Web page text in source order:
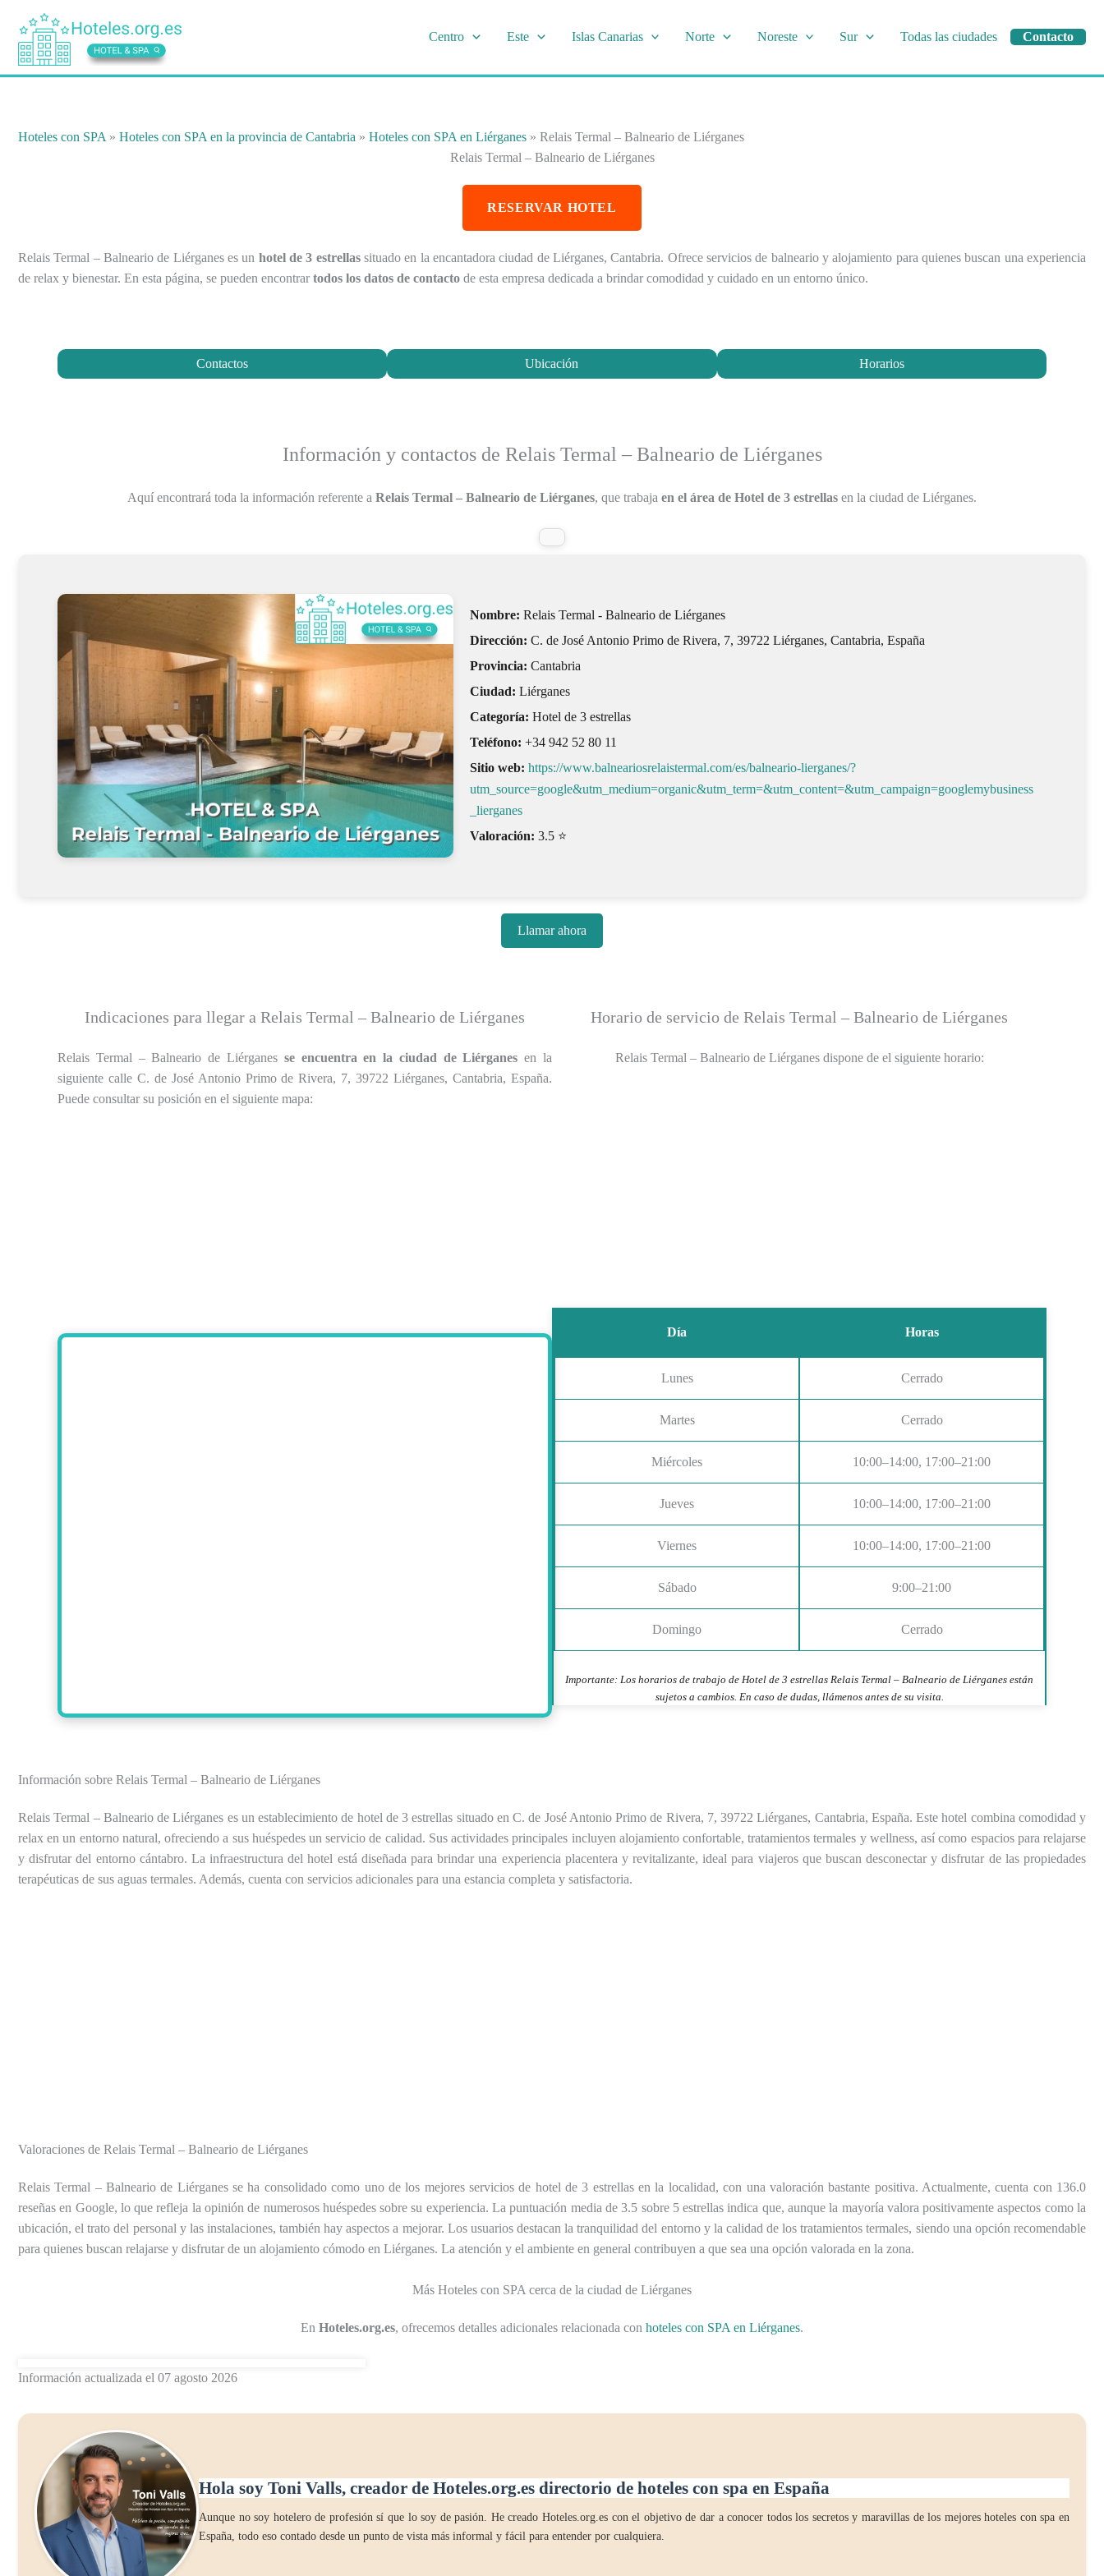
contenido
Centro Este Islas Canarias Norte Noreste Sur Todas las ciudades Contacto
Hoteles con SPA » Hoteles con SPA en la provincia de Cantabria » Hoteles con SPA en Liérganes » Relais Termal – Balneario de Liérganes
Relais Termal – Balneario de Liérganes
RESERVAR HOTEL
Relais Termal – Balneario de Liérganes es un hotel de 3 estrellassituado en la encantadora ciudad de Liérganes, Cantabria. Ofrece servicios de balneario y alojamiento para quienes buscan una experiencia
de relax y bienestar. En esta página, se pueden encontrar todos los datos de contacto de esta empresa dedicada a brindar comodidad y cuidado en un entorno único.
Contactos Ubicación Horarios
Información y contactos de Relais Termal – Balneario de Liérganes
Aquí encontrará toda la información referente a Relais Termal – Balneario de Liérganes, que trabaja en el área de Hotel de 3 estrellas en la ciudad de Liérganes.
Nombre: Relais Termal - Balneario de Liérganes
Dirección: C. de José Antonio Primo de Rivera, 7, 39722 Liérganes, Cantabria, España
Provincia: Cantabria
Ciudad: Liérganes
Categoría: Hotel de 3 estrellas
Teléfono: +34 942 52 80 11
Sitio web: https://www.balneariosrelaistermal.com/es/balneario-lierganes/?
utm_source=google&utm_medium=organic&utm_term=&utm_content=&utm_campaign=googlemybusiness
_lierganes
Valoración: 3.5 ⭐
Llamar ahora
Indicaciones para llegar a Relais Termal – Balneario de Liérganes
Relais Termal – Balneario de Liérganes se encuentra en la ciudad de Liérganes en la
siguiente calle C. de José Antonio Primo de Rivera, 7, 39722 Liérganes, Cantabria, España.
Puede consultar su posición en el siguiente mapa:
Horario de servicio de Relais Termal – Balneario de Liérganes
Relais Termal – Balneario de Liérganes dispone de el siguiente horario:
Día Horas
Lunes Cerrado
Martes Cerrado
Miércoles 10:00–14:00, 17:00–21:00
Jueves 10:00–14:00, 17:00–21:00
Viernes 10:00–14:00, 17:00–21:00
Sábado 9:00–21:00
Domingo Cerrado
Importante: Los horarios de trabajo de Hotel de 3 estrellas Relais Termal – Balneario de Liérganes están
sujetos a cambios. En caso de dudas, llámenos antes de su visita.
Información sobre Relais Termal – Balneario de Liérganes
Relais Termal – Balneario de Liérganes es un establecimiento de hotel de 3 estrellas situado en C. de José Antonio Primo de Rivera, 7, 39722 Liérganes, Cantabria, España. Este hotel combina comodidad y
relax en un entorno natural, ofreciendo a sus huéspedes un servicio de calidad. Sus actividades principales incluyen alojamiento confortable, tratamientos termales y wellness, así como espacios para relajarse
y disfrutar del entorno cántabro. La infraestructura del hotel está diseñada para brindar una experiencia placentera y revitalizante, ideal para viajeros que buscan desconectar y disfrutar de las propiedades
terapéuticas de sus aguas termales. Además, cuenta con servicios adicionales para una estancia completa y satisfactoria.
Valoraciones de Relais Termal – Balneario de Liérganes
Relais Termal – Balneario de Liérganes se ha consolidado como uno de los mejores servicios de hotel de 3 estrellas en la localidad, con una valoración bastante positiva. Actualmente, cuenta con 136.0
reseñas en Google, lo que refleja la opinión de numerosos huéspedes sobre su experiencia. La puntuación media de 3.5 sobre 5 estrellas indica que, aunque la mayoría valora positivamente aspectos como la
ubicación, el trato del personal y las instalaciones, también hay aspectos a mejorar. Los usuarios destacan la tranquilidad del entorno y la calidad de los tratamientos termales, siendo una opción recomendable
para quienes buscan relajarse y disfrutar de un alojamiento cómodo en Liérganes. La atención y el ambiente en general contribuyen a que sea una opción valorada en la zona.
Más Hoteles con SPA cerca de la ciudad de Liérganes
En Hoteles.org.es, ofrecemos detalles adicionales relacionada con hoteles con SPA en Liérganes.
Información actualizada el 07 agosto 2026
Hola soy Toni Valls, creador de Hoteles.org.es directorio de hoteles con spa en España
Aunque no soy hotelero de profesión sí que lo soy de pasión. He creado Hoteles.org.es con el objetivo de dar a conocer todos los secretos y maravillas de los mejores hoteles con spa en
España, todo eso contado desde un punto de vista más informal y fácil para entender por cualquiera.